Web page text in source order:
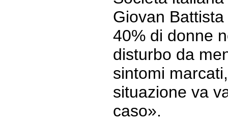
Giovan
40% di donne
disturbo da
sintomi
situazione va
caso».